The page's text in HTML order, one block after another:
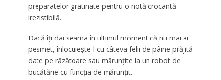
preparatelor gratinate pentru o notă crocantă
irezistibilă.
Dacă îți dai seama în ultimul moment că nu mai ai
pesmet, înlocuiește-l cu câteva felii de pâine prăjită
date pe răzătoare sau mărunțite la un robot de
bucătărie cu funcția de mărunțit.